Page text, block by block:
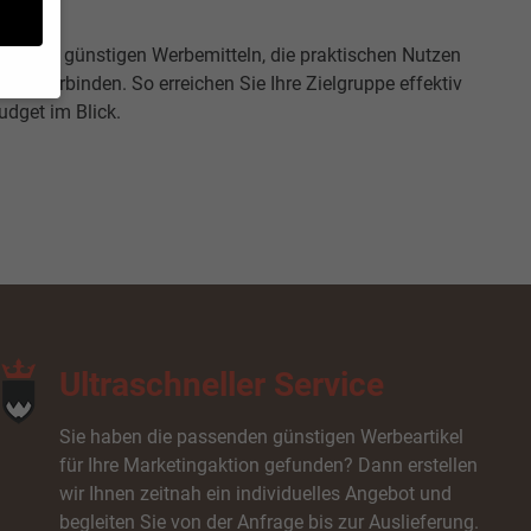
an günstigen Werbemitteln, die praktischen Nutzen
verbinden. So erreichen Sie Ihre Zielgruppe effektiv
im Blick.
Ultraschneller Service
Sie haben die passenden günstigen Werbeartikel
für Ihre Marketingaktion gefunden? Dann erstellen
wir Ihnen zeitnah ein individuelles Angebot und
begleiten Sie von der Anfrage bis zur Auslieferung.
Zurück